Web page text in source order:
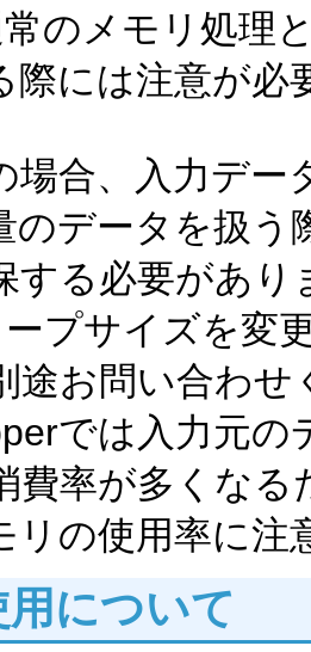
のメモリ処理
際には注意が必
場合、入力デ
のデータを扱う
する必要があり
プサイズを変
途お問い合わせ
では入力元
費率が多くな
リの使用率に注
について